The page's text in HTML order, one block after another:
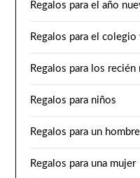
Regalos para el año
Regalos para el colegio
Regalos para los recién
Regalos para niños
Regalos para un hombre
Regalos para una mujer